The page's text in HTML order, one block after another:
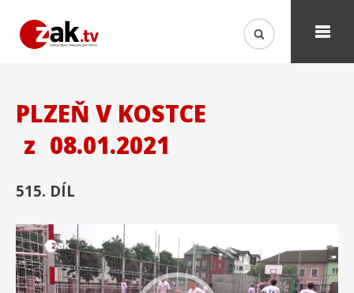
PLZEŇ V KOSTCE
z 08.01.2021
515. DÍL